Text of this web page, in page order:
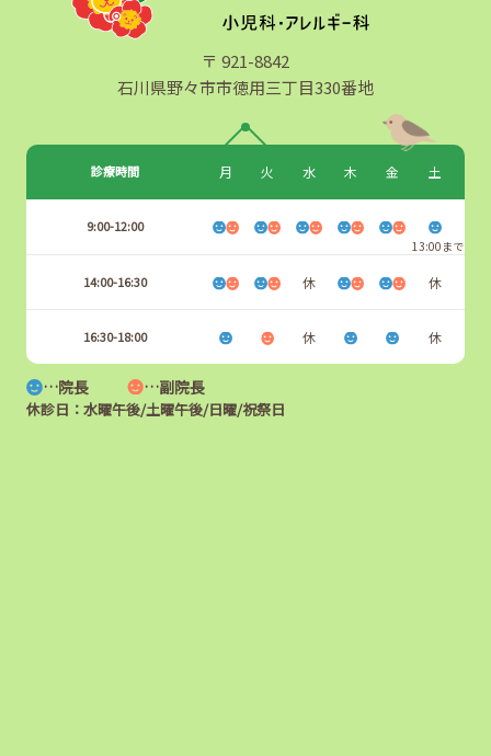
〒 921-8842
石川県野々市市徳用三丁目330番地
診療時間 月 火 水 木 金 土
9:00-12:00
13:00まで
14:00-16:30 休 休
16:30-18:00 休 休
…院長 …副院長
休診日：水曜午後/土曜午後/日曜/祝祭日